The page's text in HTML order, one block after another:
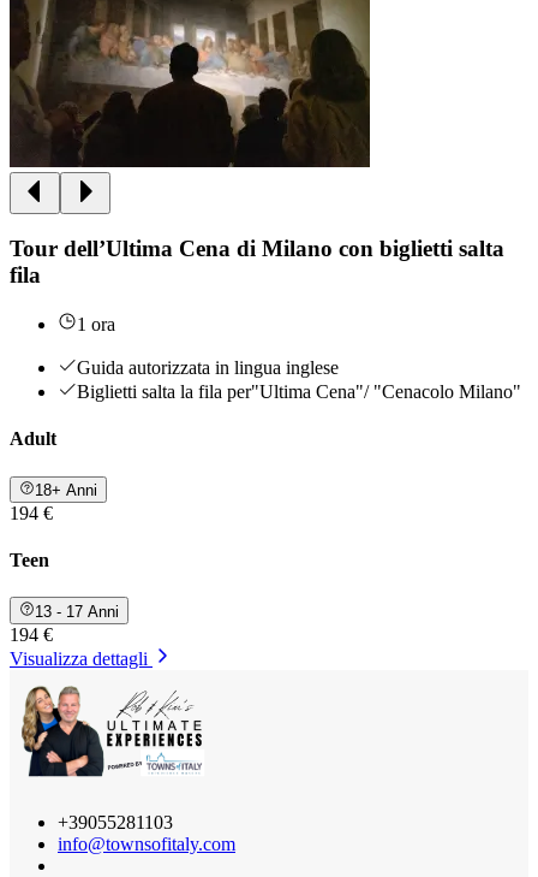
Tour dell’Ultima Cena di Milano con biglietti salta
fila
1 ora
Guida autorizzata in lingua inglese
Biglietti salta la fila per"Ultima Cena"/ "Cenacolo Milano"
Adult
18+ Anni
194 €
Teen
13 - 17 Anni
194 €
Visualizza dettagli
+39055281103
info@townsofitaly.com